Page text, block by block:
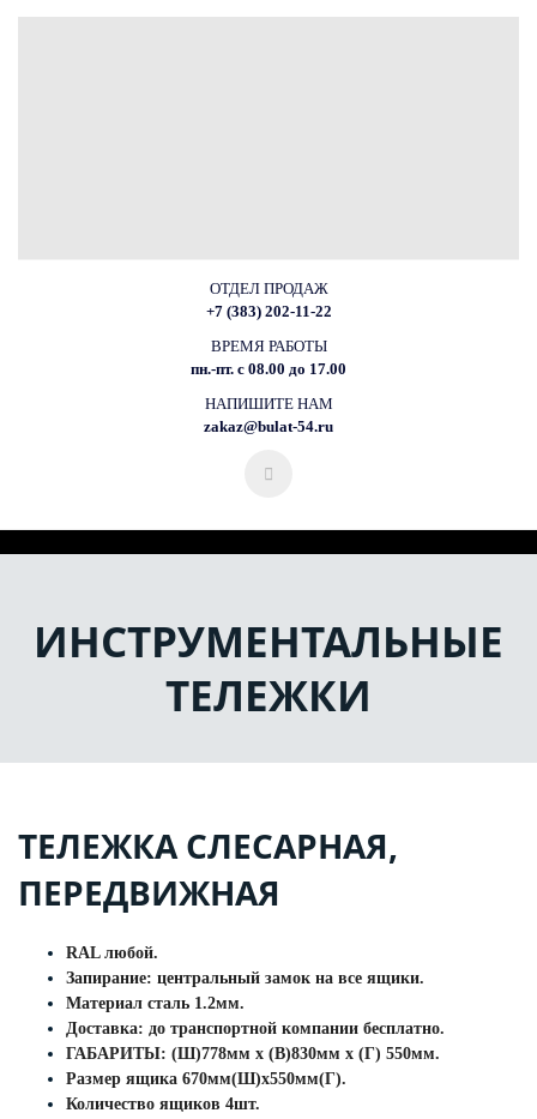
ОТДЕЛ ПРОДАЖ
+7 (383) 202-11-22
ВРЕМЯ РАБОТЫ
пн.-пт. с 08.00 до 17.00
НАПИШИТЕ НАМ
zakaz@bulat-54.ru
ИНСТРУМЕНТАЛЬНЫЕ
ТЕЛЕЖКИ
ТЕЛЕЖКА СЛЕСАРНАЯ,
ПЕРЕДВИЖНАЯ
RAL любой.
Запирание: центральный замок на все ящики.
Материал сталь 1.2мм.
Доставка: до транспортной компании бесплатно.
ГАБАРИТЫ: (Ш)778мм х (В)830мм х (Г) 550мм.
Размер ящика 670мм(Ш)х550мм(Г).
Количество ящиков 4шт.